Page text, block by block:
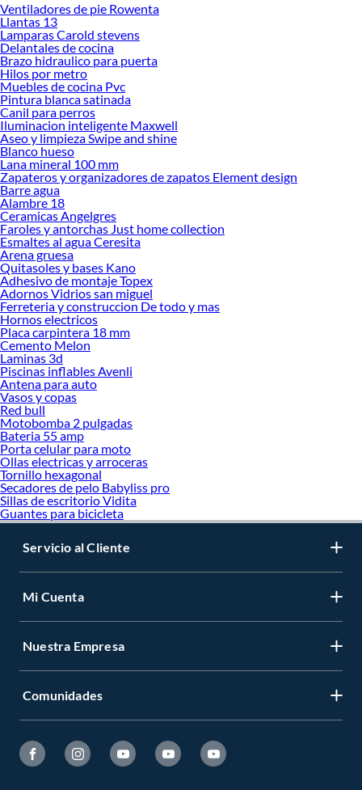
Desde remodelaciones hasta proyectos de decoración, estamos aquí para hacer
tus ideas realidad. ¡Visítanos y encuentra todo lo que tenemos para ofrecerte en
Ollas y Cacerolas!
Explora la variedad de productos de Ollas y Cacerolas en Sodimac
Herramientas, materiales y accesorios de calidad para tus proyectos y
renovación de espacios. ¡Visítanos y descubre todo lo que tenemos para
ofrecerte!
Encuentra una amplia variedad de productos de Ollas y Cacerolas en Sodimac.
Encuentra todo lo necesario para tus proyectos de renovación y decoración.
¡Visítanos y haz tus ideas realidad!
Ventiladores de pie Rowenta
Llantas 13
Lamparas Carold stevens
Delantales de cocina
Brazo hidraulico para puerta
Hilos por metro
Muebles de cocina Pvc
Pintura blanca satinada
Canil para perros
Iluminacion inteligente Maxwell
Aseo y limpieza Swipe and shine
Blanco hueso
Lana mineral 100 mm
Zapateros y organizadores de zapatos Element design
Barre agua
Alambre 18
Ceramicas Angelgres
Faroles y antorchas Just home collection
Esmaltes al agua Ceresita
Arena gruesa
Quitasoles y bases Kano
Adhesivo de montaje Topex
Adornos Vidrios san miguel
Ferreteria y construccion De todo y mas
Hornos electricos
Placa carpintera 18 mm
Cemento Melon
Laminas 3d
Piscinas inflables Avenli
Antena para auto
Vasos y copas
Red bull
Motobomba 2 pulgadas
Bateria 55 amp
Porta celular para moto
Ollas electricas y arroceras
Tornillo hexagonal
Secadores de pelo Babyliss pro
Sillas de escritorio Vidita
Guantes para bicicleta
Servicio al Cliente
Mi Cuenta
Nuestra Empresa
Comunidades